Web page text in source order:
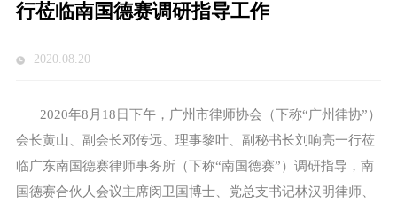
行莅临南国德赛调研指导工作
2020.08.20
2020年8月18日下午，广州市律师协会（下称“广州律协”）
会长黄山、副会长邓传远、理事黎叶、副秘书长刘响亮一行莅
临广东南国德赛律师事务所（下称“南国德赛”）调研指导，南
国德赛合伙人会议主席闵卫国博士、党总支书记林汉明律师、